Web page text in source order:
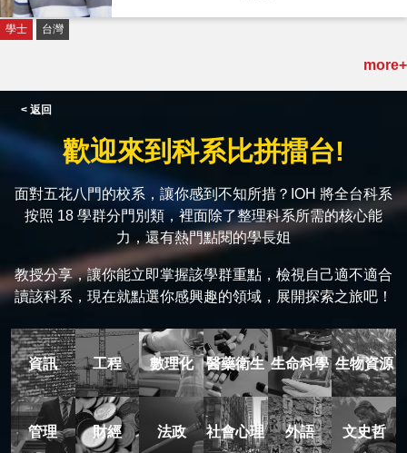
學士 台灣
more+
< 返回
歡迎來到科系比拼擂台!
面對五花八門的校系，讓你感到不知所措？IOH 將全台科系
按照 18 學群分門別類，裡面除了整理科系所需的核心能
力，還有熱門點閱的學長姐
教授分享，讓你能立即掌握該學群重點，檢視自己適不適合
讀該科系，現在就點選你感興趣的領域，展開探索之旅吧！
資訊 工程 數理化 醫藥衛生 生命科學 生物資源
管理 財經 法政 社會心理 外語 文史哲